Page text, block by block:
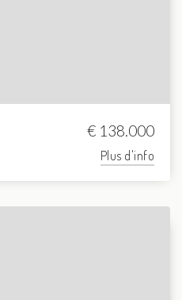
€ 138.000
Plus d'info